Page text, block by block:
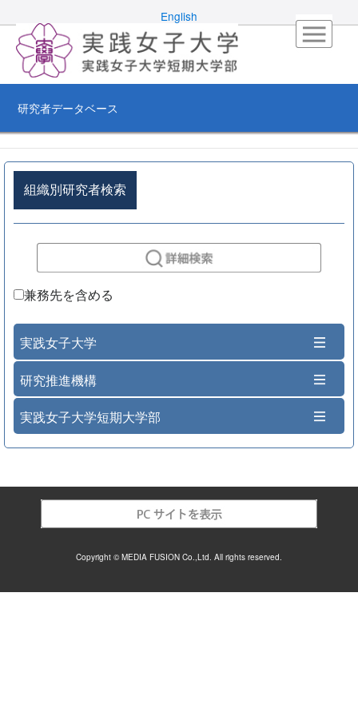
English
研究者データベース
組織別研究者検索
兼務先を含める
実践女子大学
研究推進機構
実践女子大学短期大学部
Copyright © MEDIA FUSION Co.,Ltd. All rights reserved.